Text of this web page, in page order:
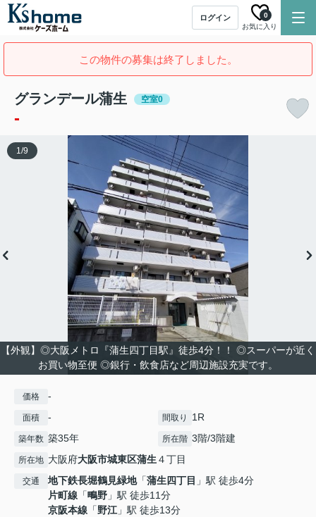
ログイン
お気に入り
0
この物件の募集は終了しました。
グランデール蒲生 空室0
-
【外観】◎大阪メトロ『蒲生四丁目駅』徒歩4分！！ ◎スーパーが近く
お買い物至便 ◎銀行・飲食店など周辺施設充実です。
1/9
価格 -
面積 - 間取り 1R
築年数 築35年 所在階 3階/3階建
所在地 大阪府大阪市城東区蒲生４丁目
交通 地下鉄長堀鶴見緑地「蒲生四丁目 」駅 徒歩4分
片町線 「鴫野 」駅 徒歩11分
京阪本線 「野江」駅 徒歩13分